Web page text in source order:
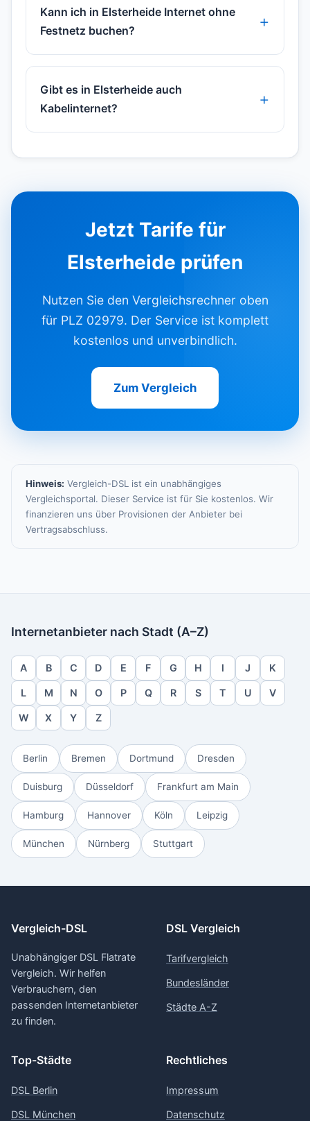
Kann ich in Elsterheide Internet ohne
Festnetz buchen?
Gibt es in Elsterheide auch
Kabelinternet?
Jetzt Tarife für
Elsterheide prüfen
Nutzen Sie den Vergleichsrechner oben
für PLZ 02979. Der Service ist komplett
kostenlos und unverbindlich.
Zum Vergleich
Hinweis: Vergleich-DSL ist ein unabhängiges
Vergleichsportal. Dieser Service ist für Sie kostenlos. Wir
finanzieren uns über Provisionen der Anbieter bei
Vertragsabschluss.
Internetanbieter nach Stadt (A–Z)
A B C D E F G H I J K
L M N O P Q R S T U V
W X Y Z
Berlin Bremen Dortmund Dresden
Duisburg Düsseldorf Frankfurt am Main
Hamburg Hannover Köln Leipzig
München Nürnberg Stuttgart
Vergleich-DSL
Unabhängiger DSL Flatrate
Vergleich. Wir helfen
Verbrauchern, den
passenden Internetanbieter
zu finden.
DSL Vergleich
Tarifvergleich
Bundesländer
Städte A-Z
Top-Städte
DSL Berlin
DSL München
Rechtliches
Impressum
Datenschutz